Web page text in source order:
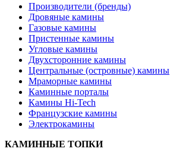
Производители (бренды)
Дровяные камины
Газовые камины
Пристенные камины
Угловые камины
Двухсторонние камины
Центральные (островные) камины
Мраморные камины
Каминные порталы
Камины Hi-Tech
Французские камины
Электрокамины
КАМИННЫЕ ТОПКИ